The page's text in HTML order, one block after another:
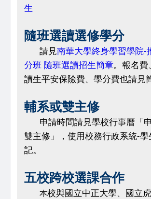
生
隨班選讀選修學分
請見南華大學終身學習學院-
分班 隨班選讀招生簡章。報名費
讀生平安保險費、學分費也請見
輔系或雙主修
申請時間請見學校行事曆 「
雙主修 」，使用校務行政系統-
記。
五校跨校選課合作
本校與國立中正大學、國立